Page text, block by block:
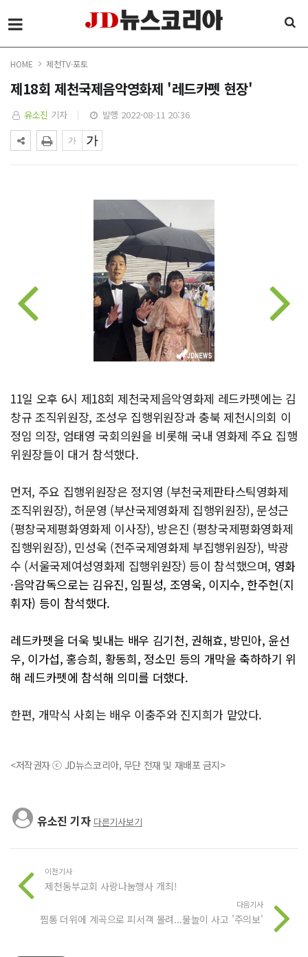
HOME 제천TV·포토
제18회 제천국제음악영화제 '레드카펫 현장'
유소진 기자 발행 2022-08-11 20:36
11일 오후 6시 제18회 제천국제음악영화제 레드카펫에는 김
창규 조직위원장, 조성우 집행위원장과 충북 제천시의회 이
정임 의장, 엄태영 국회의원을 비롯해 국내 영화제 주요 집행
위원장들이 대거 참석했다.
먼저, 주요 집행위원장은 정지영 (부천국제판타스틱영화제
조직위원장), 허문영 (부산국제영화제 집행위원장), 문성근
(평창국제평화영화제 이사장), 방은진 (평창국제평화영화제
집행위원장), 민성욱 (전주국제영화제 부집행위원장), 박광
수 (서울국제여성영화제 집행위원장) 등이 참석했으며, 영화
·음악감독으로는 김유진, 임필성, 조영욱, 이지수, 한주헌(지
휘자) 등이 참석했다.
레드카펫을 더욱 빛내는 배우 김기천, 권해효, 방민아, 윤선
우, 이가섭, 홍승희, 황동희, 정소민 등의 개막을 축하하기 위
해 레드카펫에 참석해 의미를 더했다.
한편, 개막식 사회는 배우 이충주와 진지희가 맡았다.
<저작권자 ⓒ JD뉴스코리아, 무단 전재 및 재배포 금지>
유소진 기자 다른기사보기
이전기사
제천동부교회 사랑나눔행사 개최!
다음기사
찜통 더위에 계곡으로 피서객 몰려...물놀이 사고 '주의보'